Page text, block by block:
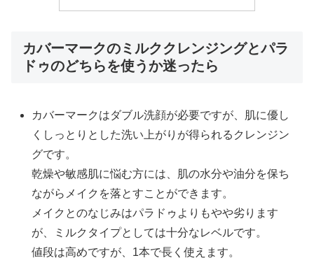
カバーマークのミルククレンジングとパラ
ドゥのどちらを使うか迷ったら
カバーマークはダブル洗顔が必要ですが、肌に優し
くしっとりとした洗い上がりが得られるクレンジン
グです。
乾燥や敏感肌に悩む方には、肌の水分や油分を保ち
ながらメイクを落とすことができます。
メイクとのなじみはパラドゥよりもやや劣ります
が、ミルクタイプとしては十分なレベルです。
値段は高めですが、1本で長く使えます。